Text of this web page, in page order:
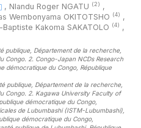
, Nlandu Roger NGATU (2) ,
Wembonyama OKITOTSHO (4) ,
Baptiste Kakoma SAKATOLO (4) ,
publique, Département de la recherche,
Congo. 2. Congo-Japan NCDs Research
démocratique du Congo, République
publique, Département de la recherche,
Congo. 2. Kagawa University Faculty of
démocratique du Congo,
de Lubumbashi (ISTM-Lubumbashi),
démocratique du Congo,